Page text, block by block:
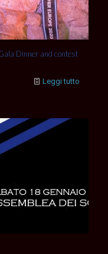
Dinner and contest
Leggi tutto